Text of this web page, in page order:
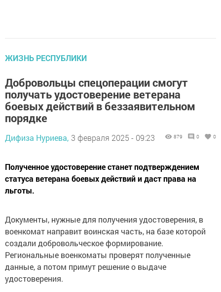
ЖИЗНЬ РЕСПУБЛИКИ
Добровольцы спецоперации смогут
получать удостоверение ветерана
боевых действий в беззаявительном
порядке
Дифиза Нуриева, 3 февраля 2025 - 09:23 879 0 0
Полученное удостоверение станет подтверждением
статуса ветерана боевых действий и даст права на
льготы.
Документы, нужные для получения удостоверения, в
военкомат направит воинская часть, на базе которой
создали добровольческое формирование.
Региональные военкоматы проверят полученные
данные, а потом примут решение о выдаче
удостоверения.